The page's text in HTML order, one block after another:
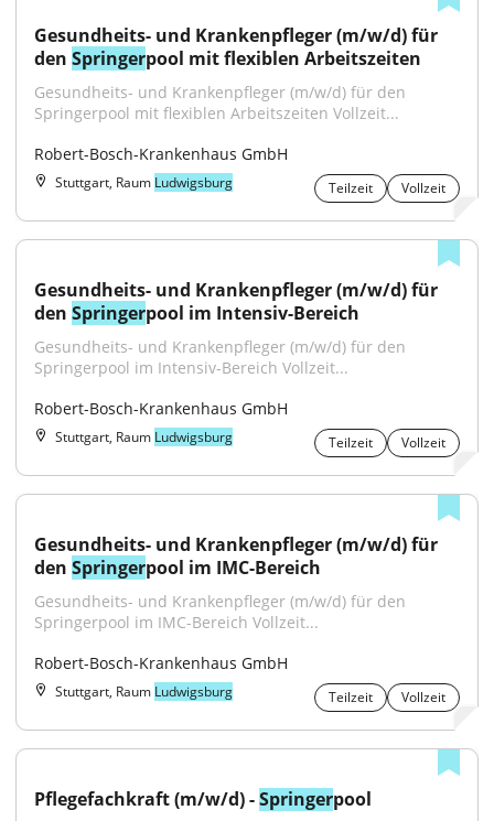
Gesundheits- und Krankenpfleger (m/w/d) für
den Springerpool mit flexiblen Arbeitszeiten
Gesundheits- und Krankenpfleger (m/w/d) für den
Springerpool mit flexiblen Arbeitszeiten Vollzeit...
Robert-Bosch-Krankenhaus GmbH
Stuttgart, Raum Ludwigsburg Teilzeit Vollzeit
Gesundheits- und Krankenpfleger (m/w/d) für
den Springerpool im Intensiv-Bereich
Gesundheits- und Krankenpfleger (m/w/d) für den
Springerpool im Intensiv-Bereich Vollzeit...
Robert-Bosch-Krankenhaus GmbH
Stuttgart, Raum Ludwigsburg Teilzeit Vollzeit
Gesundheits- und Krankenpfleger (m/w/d) für
den Springerpool im IMC-Bereich
Gesundheits- und Krankenpfleger (m/w/d) für den
Springerpool im IMC-Bereich Vollzeit...
Robert-Bosch-Krankenhaus GmbH
Stuttgart, Raum Ludwigsburg Teilzeit Vollzeit
Pflegefachkraft (m/w/d) - Springerpool